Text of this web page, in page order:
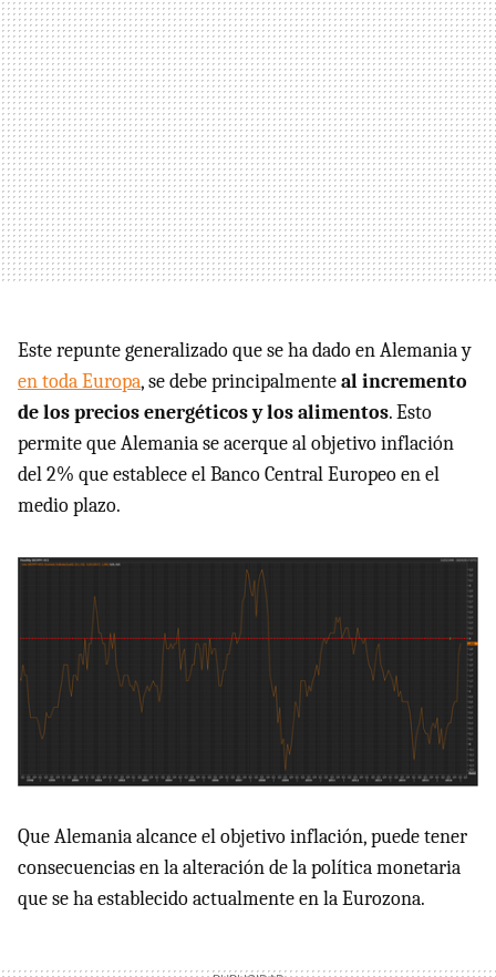
Este repunte generalizado que se ha dado en Alemania y
en toda Europa, se debe principalmenteal incremento
de los precios energéticos y los alimentos. Esto
permite que Alemania se acerque al objetivo inflación
del 2% que establece el Banco Central Europeo en el
medio plazo.
Que Alemania alcance el objetivo inflación, puede tener
consecuencias en la alteración de la política monetaria
que se ha establecido actualmente en la Eurozona.